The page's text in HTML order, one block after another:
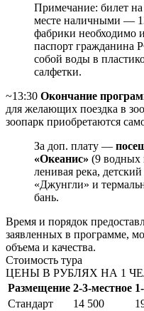
Примечание: билет на
месте наличными —
фабрики необходимо
паспорт гражданина
собой воды в
салфетки.
~13:30 Окончание
для желающих поездка в
зоопарк приобретаются
За доп. плату —
«Океанис» (9 водных
ленивая река,
«Джунгли» и
бань.
Время и порядок
заявленных в программе,
объема и качества.
Стоимость тура
ЦЕНЫ В РУБЛЯХ НА 1
Размещение 2-3-местное
Стандарт
14 500